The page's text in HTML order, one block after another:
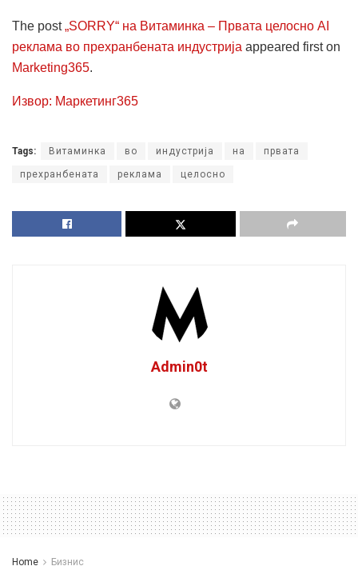
The post„SORRY“ на Витаминка – Првата целосно AI
реклама во прехранбената индустрија appeared first on
Marketing365.
Извор: Маркетинг365
Tags: Витаминка во индустрија на првата
прехранбената реклама целосно
Admin0t
Home Бизнис